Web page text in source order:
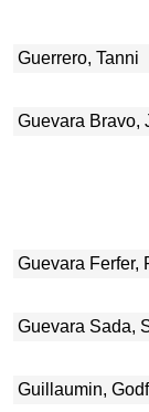
Guerrero, Tanni
Guevara Bravo,
Guevara Ferfer,
Guevara Sada,
Guillaumin,